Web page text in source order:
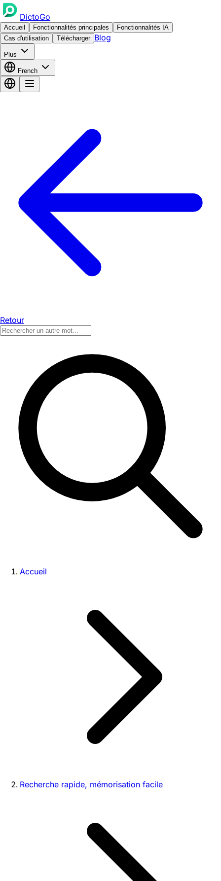
DictoGo
Accueil Fonctionnalités principales
Fonctionnalités IA
Cas d'utilisation
Télécharger Blog
Plus
French
Retour
Accueil
Recherche rapide, mémorisation facile